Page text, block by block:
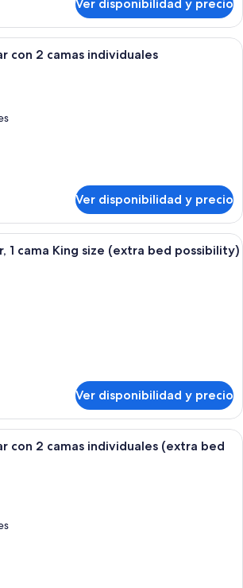
Ver disponibilidad y precio
Una habitación de hotel moderna
con 2 camas individuales
Ver disponibilidad y precio
Una habitación de hotel moderna
1 cama King size (extra bed possibility)
Ver disponibilidad y precio
Una habitación de hotel moderna
con 2 camas individuales (extra bed